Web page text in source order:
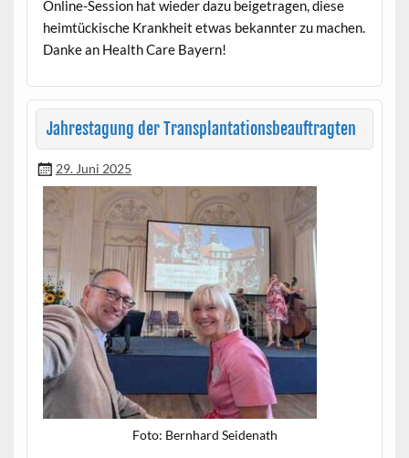
Online-Ses­sion hat wieder dazu beige­tra­gen, diese
heimtück­ische Krankheit etwas bekan­nter zu machen.
Danke an Health Care Bayern! ‎
Jahrestagung der Transplantationsbeauftragten
29. Juni 2025
Foto: Bern­hard Seidenath